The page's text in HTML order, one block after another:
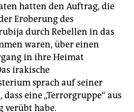
hatten den Auftrag, die
Eroberung des
durch Rebellen in das
waren, über einen
in ihre Heimat
irakische
sprach auf seiner
eine „Terrorgruppe“ aus
verübt habe.